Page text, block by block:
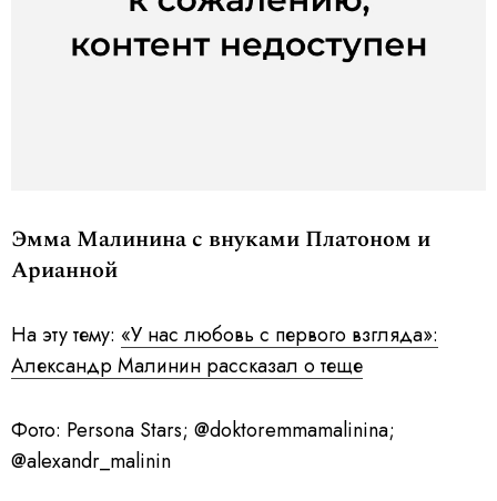
Эмма Малинина с внуками Платоном и
Арианной
На эту тему: «У нас любовь с первого взгляда»:
Александр Малинин рассказал о теще
Фото: Persona Stars; @doktoremmamalinina;
@alexandr_malinin